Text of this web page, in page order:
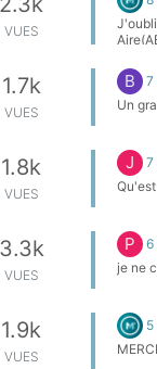
VUES
aires.
que la
1.7k
VUES
B
7
Un
1.8k
VUES
J
7
3.3k
VUES
P
6
je ne
1.9k
VUES
5